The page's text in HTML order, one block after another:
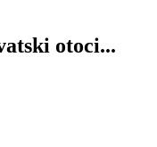
otoci...